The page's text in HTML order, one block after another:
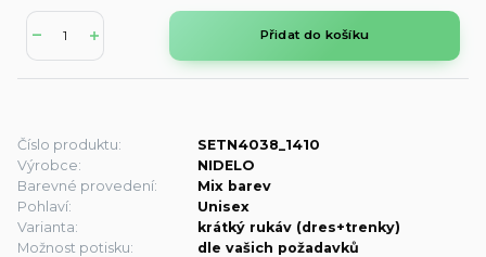
Přidat do košíku
Číslo produktu:
SETN4038_1410
Výrobce:
NIDELO
Barevné provedení:
Mix barev
Pohlaví:
Unisex
Varianta:
krátký rukáv (dres+trenky)
Možnost potisku:
dle vašich požadavků